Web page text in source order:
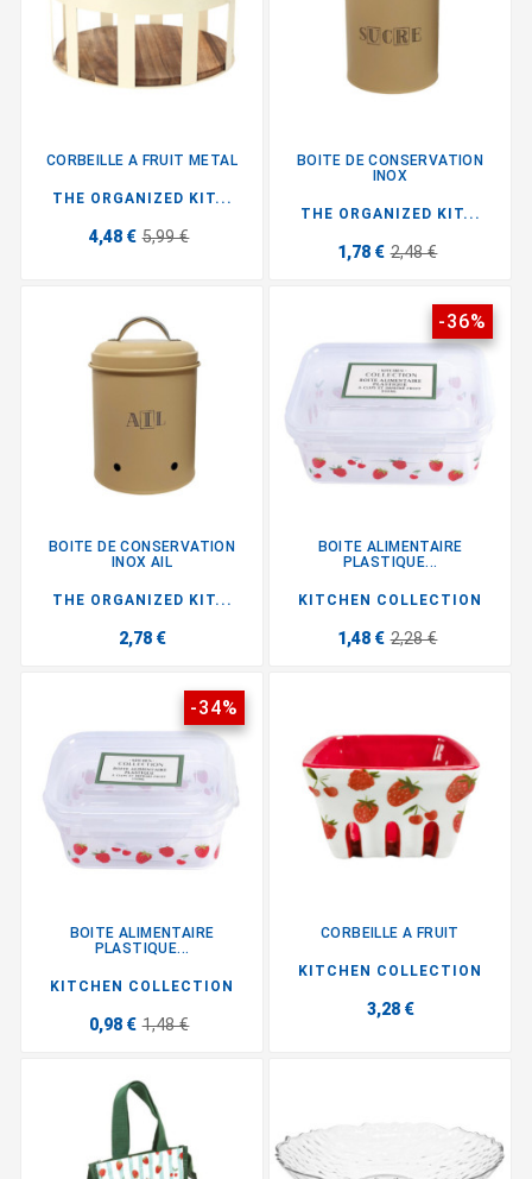
CORBEILLE A FRUIT METAL
THE ORGANIZED KIT...
4,48 € 5,99 €
BOITE DE CONSERVATION
INOX
THE ORGANIZED KIT...
1,78 € 2,48 €
BOITE DE CONSERVATION
INOX AIL
THE ORGANIZED KIT...
2,78 €
-36%
BOITE ALIMENTAIRE
PLASTIQUE...
KITCHEN COLLECTION
1,48 € 2,28 €
-34%
BOITE ALIMENTAIRE
PLASTIQUE...
KITCHEN COLLECTION
0,98 € 1,48 €
CORBEILLE A FRUIT
KITCHEN COLLECTION
3,28 €